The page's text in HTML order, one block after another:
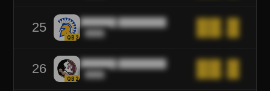
25
QB2
██████ ████████
████
26
QB2
██████ ████████
████